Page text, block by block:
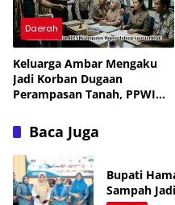
Daerah
Keluarga Ambar Mengaku
Jadi Korban Dugaan
Perampasan Tanah, PPWI
Baca Juga
Bupati
Sampah